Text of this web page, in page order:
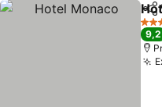
3
9,2